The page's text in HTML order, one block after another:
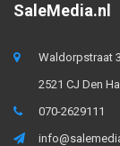
SaleMedia.nl
Waldorpstraat
2521 CJ Den
070-2629111